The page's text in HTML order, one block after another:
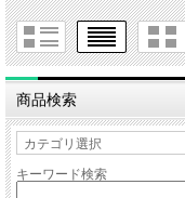
商品検索
キーワード検索